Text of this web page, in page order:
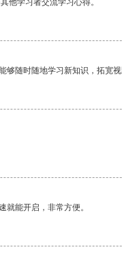
他学习者交流学习心得。
够随时随地学习新知识，拓宽
就能开启，非常方便。